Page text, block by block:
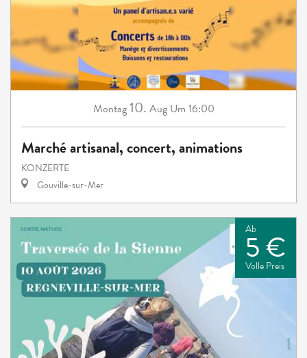
Montag 10. Aug Um 16:00
Marché artisanal, concert, animations
KONZERTE
Gouville-sur-Mer
Ab
5 €
Volle Preis